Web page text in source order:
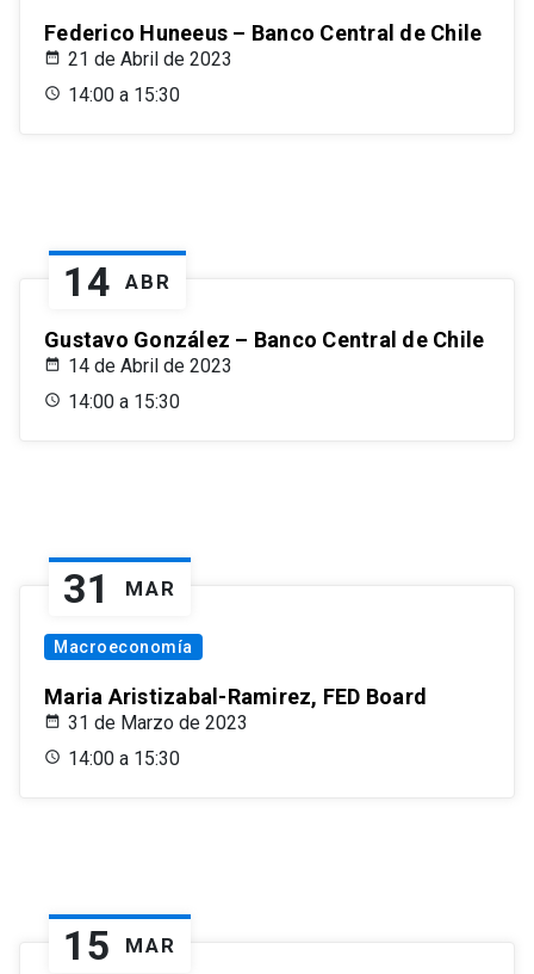
Federico Huneeus – Banco Central de Chile
21 de Abril de 2023
14:00 a 15:30
14 ABR
Gustavo González – Banco Central de Chile
14 de Abril de 2023
14:00 a 15:30
31 MAR
Macroeconomía
Maria Aristizabal-Ramirez, FED Board
31 de Marzo de 2023
14:00 a 15:30
15 MAR